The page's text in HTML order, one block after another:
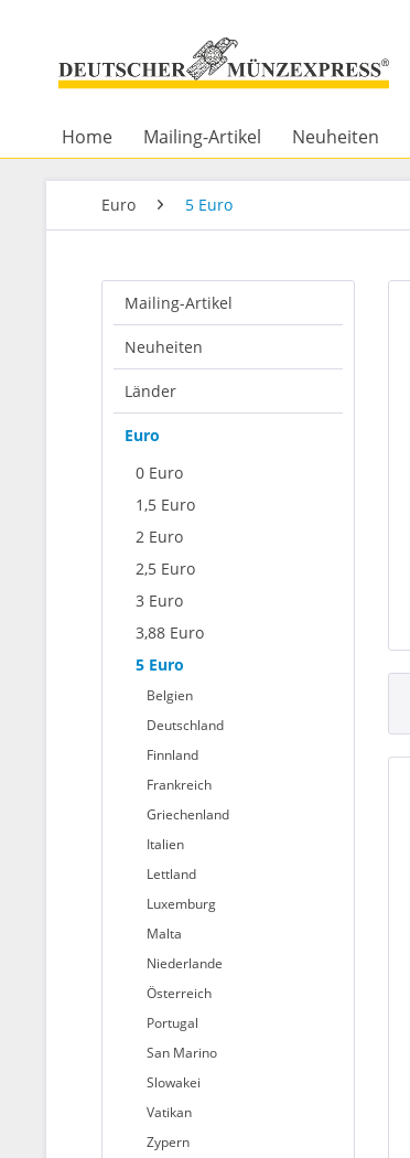
Home Mailing-Artikel Neuheiten
Euro 5 Euro
Mailing-Artikel
Neuheiten
Länder
Euro
0 Euro
1,5 Euro
2 Euro
2,5 Euro
3 Euro
3,88 Euro
5 Euro
Belgien
Deutschland
Finnland
Frankreich
Griechenland
Italien
Lettland
Luxemburg
Malta
Niederlande
Österreich
Portugal
San Marino
Slowakei
Vatikan
Zypern